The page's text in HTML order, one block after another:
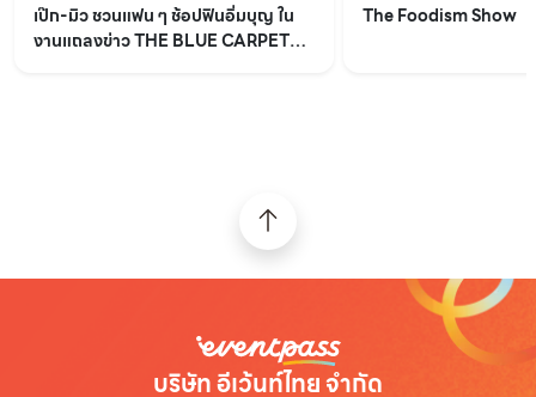
เป๊ก-มิว ชวนแฟน ๆ ช้อปฟินอิ่มบุญ ใน
งานแถลงข่าว THE BLUE CARPET
The Foodism Show
บริษัท อีเว้นท์ไทย จำกัด